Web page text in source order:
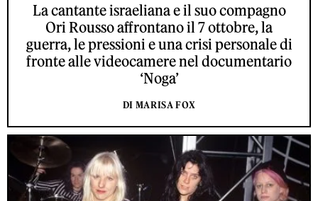
La cantante israeliana e il suo compagno
Ori Rousso affrontano il 7 ottobre, la
guerra, le pressioni e una crisi personale di
fronte alle videocamere nel documentario
‘Noga’
DI MARISA FOX